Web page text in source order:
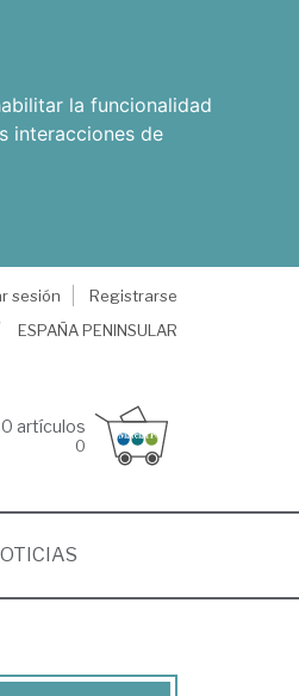
la funcionalidad
interacciones de
sesión
Registrarse
ESPAÑA PENINSULAR
0 artículos
0